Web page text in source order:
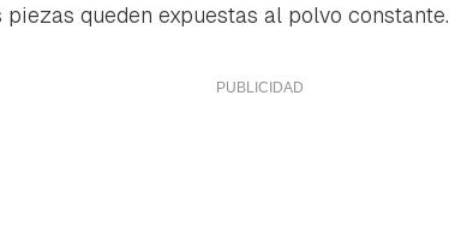
queden expuestas al polvo constante.